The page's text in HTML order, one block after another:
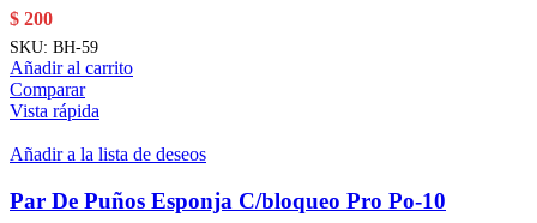
$ 200
SKU: BH-59
Añadir al carrito
Comparar
Vista rápida
Añadir a la lista de deseos
Par De Puños Esponja C/bloqueo Pro Po-10